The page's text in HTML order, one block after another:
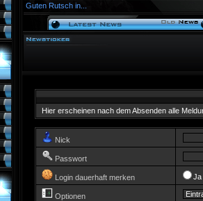
Guten Rutsch in...
Hier erscheinen nach dem Absenden alle
Nick
Passwort
Login dauerhaft merken Ja
Optionen